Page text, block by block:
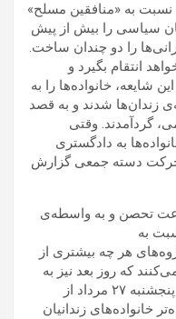
به «منافقين مسلح»
سياسى را بيش از پيش
را دو چندان ساخت.
انتقام بگيرد و
شایعه، خانواده‌ها را به
زندان‌ها شدند و به قصد
گردآمدند. وقتى
به دادگسترى
اين حركت دسته جمعى گزارش
تحصن و به واسطه‌ى
به
هر چه بيشترى از
كه روز بعد نيز به
تحصن اعتراضى خود ادامه دهند. روز پنجشنبه ٢٧ مرداد از
خانواده‌هاى زندانيان